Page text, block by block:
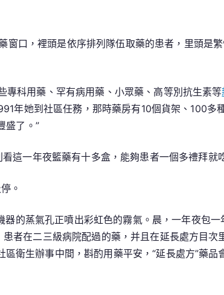
口，裡頭是依序排列隊伍取藥的患者，里頭是
科用藥、罕有病用藥、小眾藥、高等別抗生素等
年她到社區任務，那時藥房有10個貨架、100
盛了。”
看這一年夜籃藥有十多盒，能夠患者一個多禮拜就
。
的蒸氣孔正噴出彩虹色的霧氣。晨，一年夜包
者在二三級病院配過的藥，并且在延長處方目次
衛生辦事中間，斟酌用藥平安，“延長處方”藥